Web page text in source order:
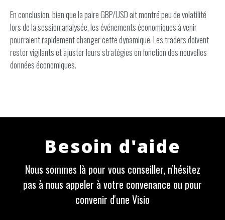
En conclusion, bien que la paire GBP/USD ait montré peu de volatilité
lors de la session analysée, les événements économiques à venir
pourraient rapidement changer cette dynamique. Les traders doivent
rester vigilants et ajuster leurs stratégies en fonction des nouvelles
données économiques.
Besoin d'aide
Nous sommes là pour vous conseiller, n'hésitez
pas à nous appeler à votre convenance ou pour
convenir d'une Visio